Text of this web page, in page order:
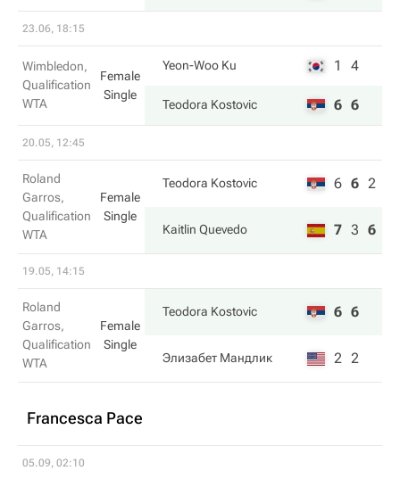
23.06, 18:15
Wimbledon,
Qualification
WTA
Female
Single
Yeon-Woo Ku 1 4
Teodora Kostovic 6 6
20.05, 12:45
Roland
Garros,
Qualification
WTA
Female
Single
Teodora Kostovic 6 6 2
Kaitlin Quevedo 7 3 6
19.05, 14:15
Roland
Garros,
Qualification
WTA
Female
Single
Teodora Kostovic 6 6
Элизабет Мандлик 2 2
Francesca Pace
05.09, 02:10